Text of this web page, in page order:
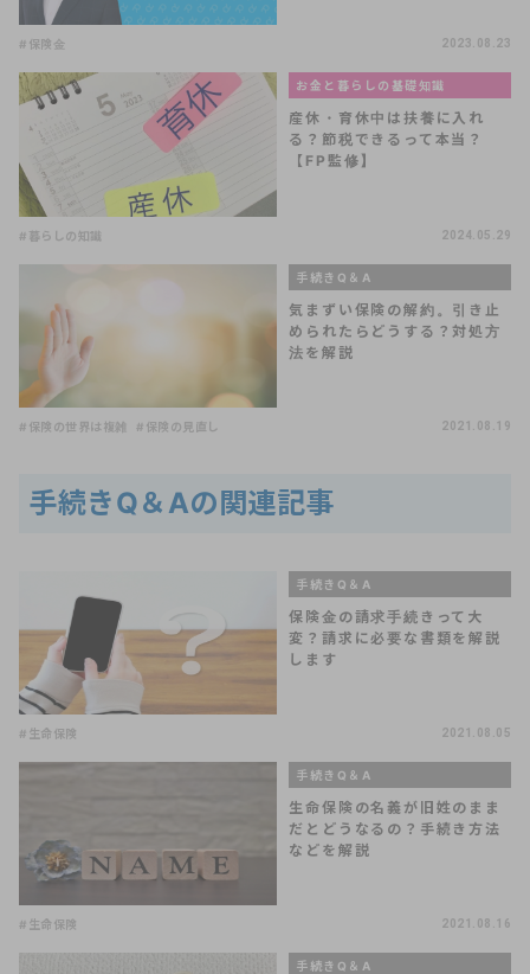
#保険金 2023.08.23
お金と暮らしの基礎知識
産休・育休中は扶養に入れ
る？節税できるって本当？
【FP監修】
#暮らしの知識 2024.05.29
手続きQ＆A
気まずい保険の解約。引き止
められたらどうする？対処方
法を解説
#保険の世界は複雑 #保険の見直し 2021.08.19
手続きQ＆Aの関連記事
手続きQ＆A
保険金の請求手続きって大
変？請求に必要な書類を解説
します
#生命保険 2021.08.05
手続きQ＆A
生命保険の名義が旧姓のまま
だとどうなるの？手続き方法
などを解説
#生命保険 2021.08.16
手続きQ＆A